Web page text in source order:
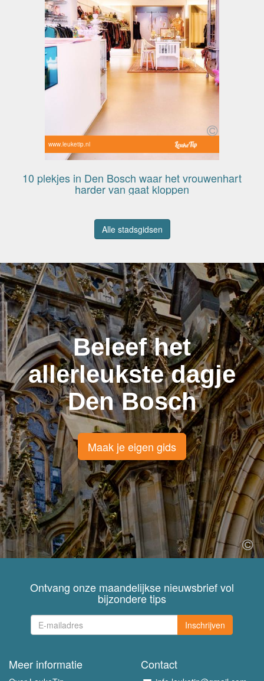
www.leuketip.nl
10 plekjes in Den Bosch waar het vrouwenhart
harder van gaat kloppen
Alle stadsgidsen
Beleef het
allerleukste dagje
Den Bosch
Maak je eigen gids
Ontvang onze maandelijkse nieuwsbrief vol
bijzondere tips
Inschrijven
Meer informatie Contact